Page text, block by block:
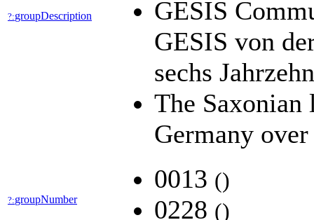
?:groupDescription
GESIS
GESIS von
sechs
The
Germany
?:groupNumber
0013 ()
0228 ()